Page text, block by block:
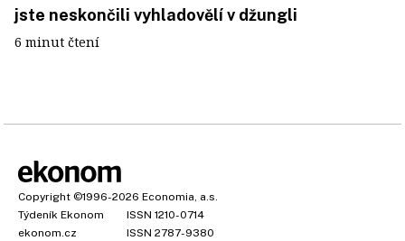
jste neskončili vyhladovělí v džungli
6 minut čtení
Copyright ©1996-2026 Economia, a.s.
Týdeník Ekonom
ISSN 1210-0714
ekonom.cz
ISSN 2787-9380